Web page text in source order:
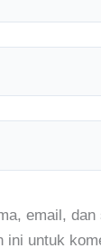
email,
ini untuk